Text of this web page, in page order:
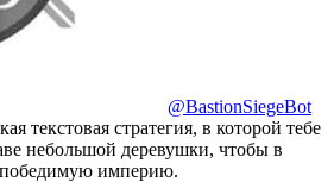
@BastionSiegeBot
текстовая стратегия, в которой тебе
небольшой деревушки, чтобы в
империю.